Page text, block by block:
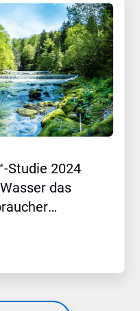
Studie 2024
das